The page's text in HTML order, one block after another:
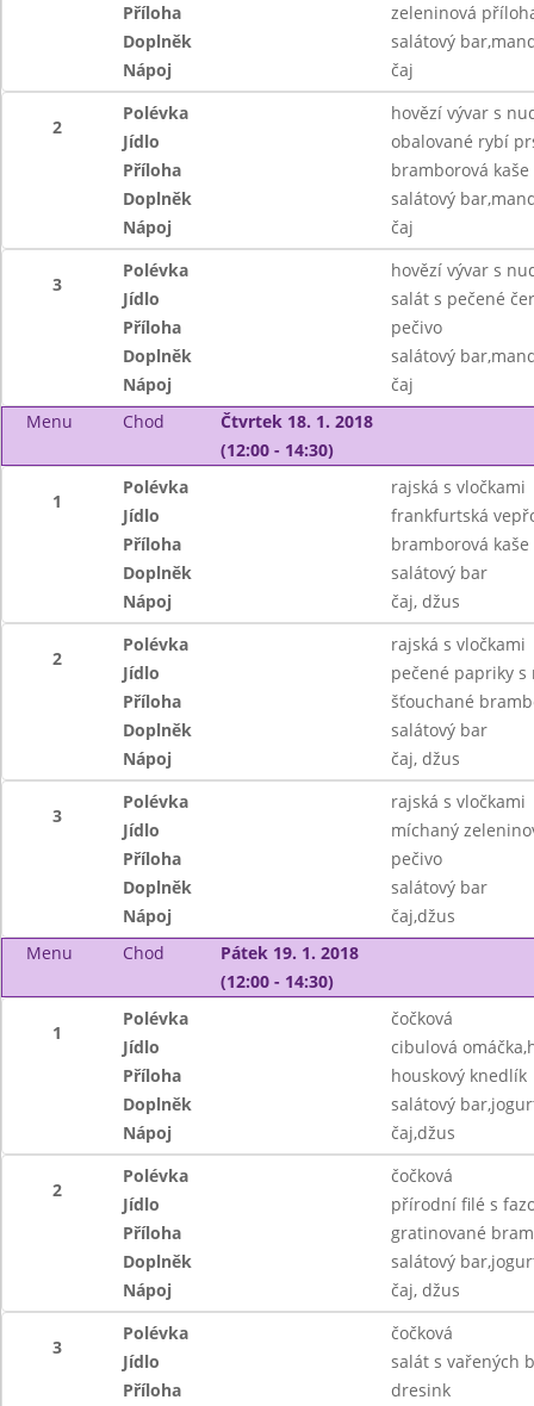
Příloha
zeleninová
Doplněk
salátový
Nápoj
čaj
2
Polévka
hovězí vývar s
Jídlo
obalované rybí
Příloha
bramborová kaše
Doplněk
salátový
Nápoj
čaj
3
Polévka
hovězí vývar s
Jídlo
salát s pečené
Příloha
pečivo
Doplněk
salátový
Nápoj
čaj
Menu
Chod
Čtvrtek 18. 1. 2018
(12:00 - 14:30)
1
Polévka
rajská s vločkami
Jídlo
frankfurtská
Příloha
bramborová kaše
Doplněk
salátový bar
Nápoj
čaj, džus
2
Polévka
rajská s vločkami
Jídlo
pečené papriky s
Příloha
šťouchané
Doplněk
salátový bar
Nápoj
čaj, džus
3
Polévka
rajská s vločkami
Jídlo
míchaný
Příloha
pečivo
Doplněk
salátový bar
Nápoj
čaj,džus
Menu
Chod
Pátek 19. 1. 2018
(12:00 - 14:30)
1
Polévka
čočková
Jídlo
cibulová
Příloha
houskový knedlík
Doplněk
salátový
Nápoj
čaj,džus
2
Polévka
čočková
Jídlo
přírodní filé s
Příloha
gratinované
Doplněk
salátový
Nápoj
čaj, džus
3
Polévka
čočková
Jídlo
salát s vařených
Příloha
dresink